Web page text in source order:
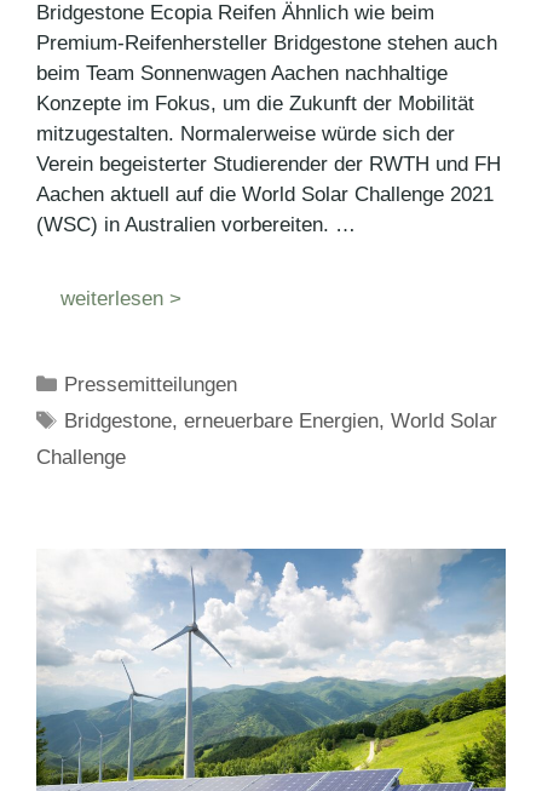
Bridgestone Ecopia Reifen Ähnlich wie beim
Premium-Reifenhersteller Bridgestone stehen auch
beim Team Sonnenwagen Aachen nachhaltige
Konzepte im Fokus, um die Zukunft der Mobilität
mitzugestalten. Normalerweise würde sich der
Verein begeisterter Studierender der RWTH und FH
Aachen aktuell auf die World Solar Challenge 2021
(WSC) in Australien vorbereiten. …
weiterlesen >
Kategorien
Pressemitteilungen
Schlagwörter
Bridgestone,erneuerbare Energien,World Solar
Challenge